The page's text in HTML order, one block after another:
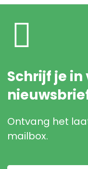
Schrijf je in
Ontvang het
mailbox.